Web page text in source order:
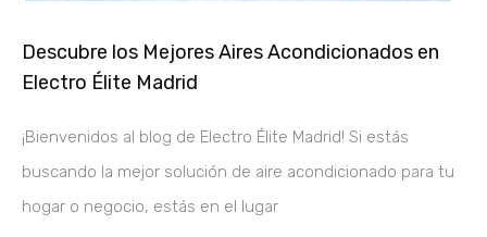
Descubre los Mejores Aires Acondicionados en
Electro Élite Madrid
¡Bienvenidos al blog de Electro Élite Madrid! Si estás
buscando la mejor solución de aire acondicionado para tu
hogar o negocio, estás en el lugar